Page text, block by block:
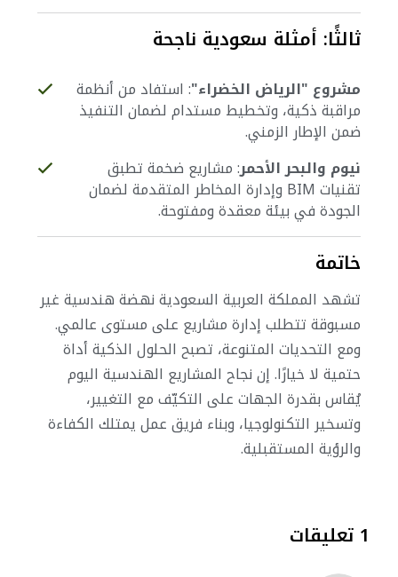
ثالثًا: أمثلة سعودية ناجحة
مشروع "الرياض الخضراء": استفاد من أنظمة
مراقبة ذكية، وتخطيط مستدام لضمان التنفيذ
ضمن الإطار الزمني.
نيوم والبحر الأحمر: مشاريع ضخمة تطبق
تقنيات BIM وإدارة المخاطر المتقدمة لضمان
الجودة في بيئة معقدة ومفتوحة.
خاتمة
تشهد المملكة العربية السعودية نهضة هندسية غير
مسبوقة تتطلب إدارة مشاريع على مستوى عالمي.
ومع التحديات المتنوعة، تصبح الحلول الذكية أداة
حتمية لا خيارًا. إن نجاح المشاريع الهندسية اليوم
يُقاس بقدرة الجهات على التكيّف مع التغيير،
وتسخير التكنولوجيا، وبناء فريق عمل يمتلك الكفاءة
والرؤية المستقبلية.
1 تعليقات